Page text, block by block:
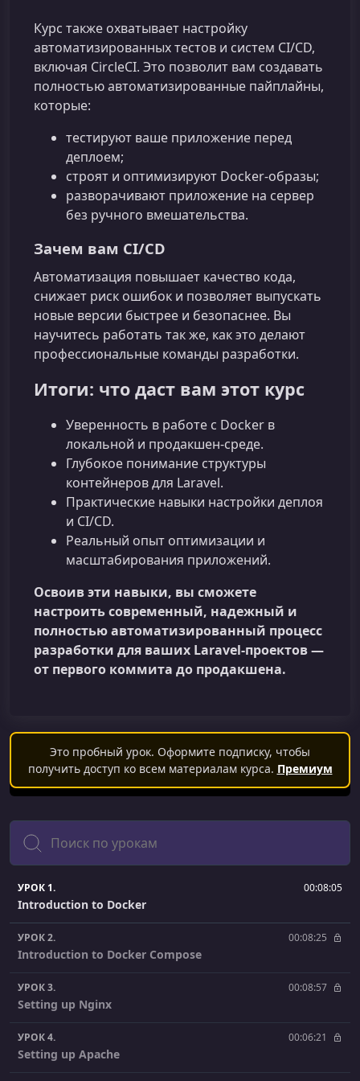
Курс также охватывает настройку
автоматизированных тестов и систем CI/CD,
включая CircleCI. Это позволит вам создавать
полностью автоматизированные пайплайны,
которые:
тестируют ваше приложение перед
деплоем;
строят и оптимизируют Docker-образы;
разворачивают приложение на сервер
без ручного вмешательства.
Зачем вам CI/CD
Автоматизация повышает качество кода,
снижает риск ошибок и позволяет выпускать
новые версии быстрее и безопаснее. Вы
научитесь работать так же, как это делают
профессиональные команды разработки.
Итоги: что даст вам этот курс
Уверенность в работе с Docker в
локальной и продакшен‑среде.
Глубокое понимание структуры
контейнеров для Laravel.
Практические навыки настройки деплоя
и CI/CD.
Реальный опыт оптимизации и
масштабирования приложений.
Освоив эти навыки, вы сможете
настроить современный, надежный и
полностью автоматизированный процесс
разработки для ваших Laravel‑проектов —
от первого коммита до продакшена.
Это пробный урок. Оформите подписку, чтобы
получить доступ ко всем материалам курса. Премиум
Поиск
УРОК 1. 00:08:05
Introduction to Docker
УРОК 2. 00:08:25
Introduction to Docker Compose
УРОК 3. 00:08:57
Setting up Nginx
УРОК 4. 00:06:21
Setting up Apache